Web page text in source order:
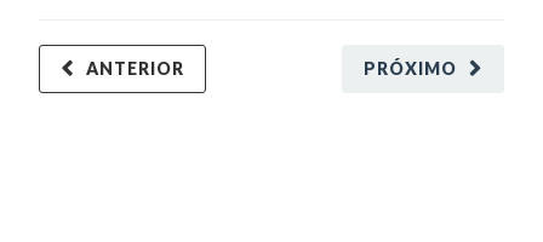
PRÓXIMO
ANTERIOR